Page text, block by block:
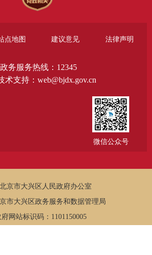
点地图 建议意见 法律声明
政务服务热线：12345
术支持：web@bjdx.gov.cn
微信公众号
京市大兴区人民政府办公室
市大兴区政务服务和数据管理局
网站标识码：1101150005